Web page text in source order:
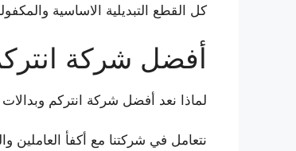
كل القطع التبديلية الاساسية
أفضل شركة
لماذا نعد أفضل شركة انتركم وبدالات
نتعامل في شركتنا مع أكفأ العاملين